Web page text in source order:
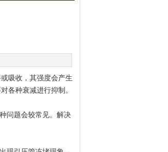
吸收，其强度会产生
各种衰减进行抑制。
问题会较常见。解决